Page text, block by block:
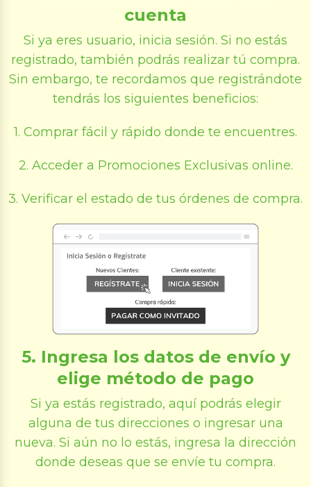
cuenta
Si ya eres usuario, inicia sesión. Si no estás
registrado, también podrás realizar tú compra.
Sin embargo, te recordamos que registrándote
tendrás los siguientes beneficios:
1. Comprar fácil y rápido donde te encuentres.
2. Acceder a Promociones Exclusivas online.
3. Verificar el estado de tus órdenes de compra.
5. Ingresa los datos de envío y
elige método de pago
Si ya estás registrado, aquí podrás elegir
alguna de tus direcciones o ingresar una
nueva. Si aún no lo estás, ingresa la dirección
donde deseas que se envíe tu compra.